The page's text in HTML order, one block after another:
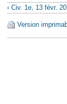
‹ Civ. 1e, 13 févr.
Version